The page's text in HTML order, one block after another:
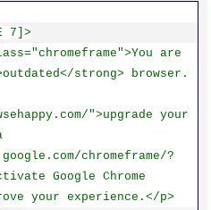
are
strong> browser.
">upgrade your
chromeframe/?
Google Chrome
your experience.</p>